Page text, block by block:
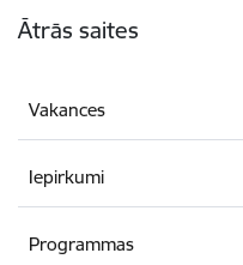
Ātrās saites
Vakances
Iepirkumi
Programmas